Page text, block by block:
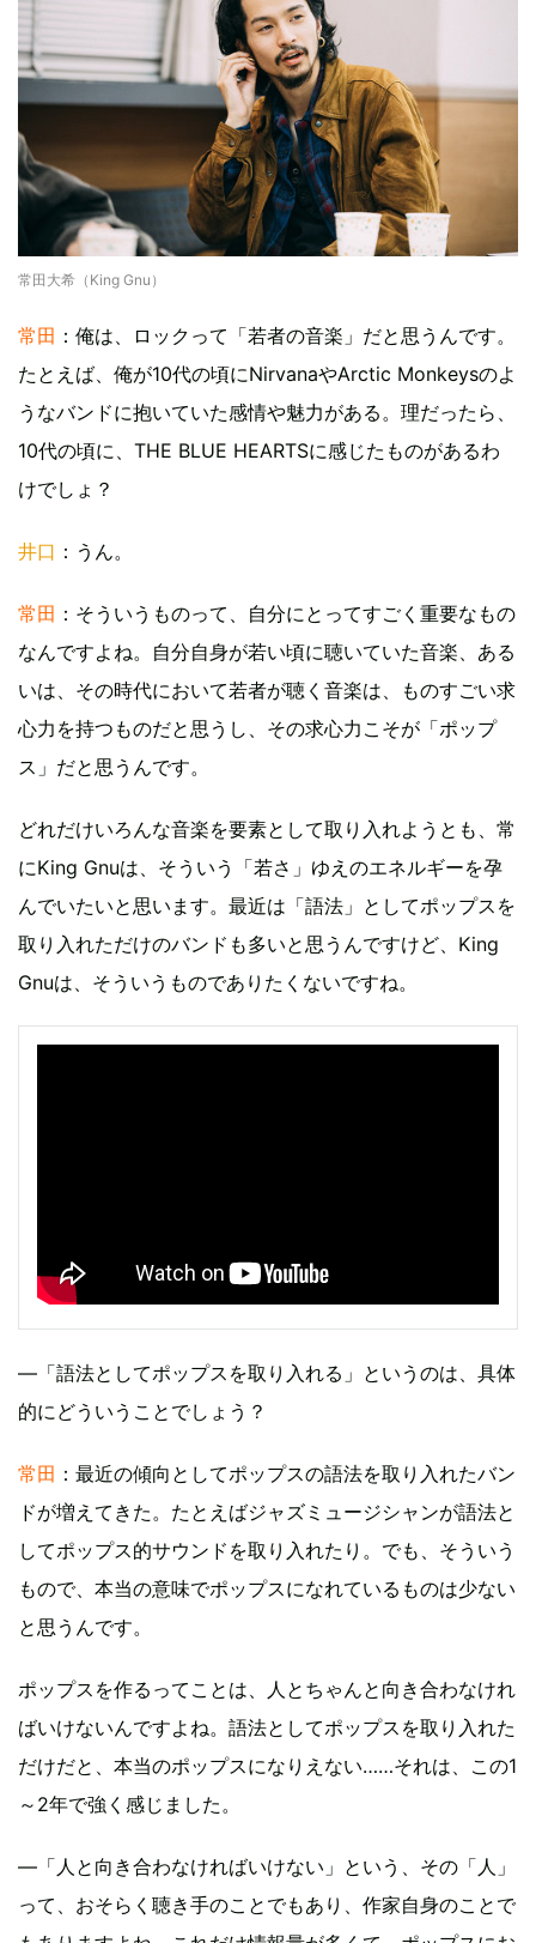
常田大希（King Gnu）
常田 ：俺は、ロックって「若者の音楽」だと思うんです。
たとえば、俺が10代の頃にNirvanaやArctic Monkeysのよ
うなバンドに抱いていた感情や魅力がある。理だったら、
10代の頃に、THE BLUE HEARTSに感じたものがあるわ
けでしょ？
井口 ：うん。
常田 ：そういうものって、自分にとってすごく重要なもの
なんですよね。自分自身が若い頃に聴いていた音楽、ある
いは、その時代において若者が聴く音楽は、ものすごい求
心力を持つものだと思うし、その求心力こそが「ポップ
ス」だと思うんです。
どれだけいろんな音楽を要素として取り入れようとも、常
にKing Gnuは、そういう「若さ」ゆえのエネルギーを孕
んでいたいと思います。最近は「語法」としてポップスを
取り入れただけのバンドも多いと思うんですけど、King
Gnuは、そういうものでありたくないですね。
—「語法としてポップスを取り入れる」というのは、具体
的にどういうことでしょう？
常田 ：最近の傾向としてポップスの語法を取り入れたバン
ドが増えてきた。たとえばジャズミュージシャンが語法と
してポップス的サウンドを取り入れたり。でも、そういう
もので、本当の意味でポップスになれているものは少ない
と思うんです。
ポップスを作るってことは、人とちゃんと向き合わなけれ
ばいけないんですよね。語法としてポップスを取り入れた
だけだと、本当のポップスになりえない……それは、この1
～2年で強く感じました。
—「人と向き合わなければいけない」という、その「人」
って、おそらく聴き手のことでもあり、作家自身のことで